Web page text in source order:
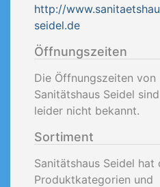
http://
seidel.de
Öffnungszeiten
Die Öffnungszeiten von
Sanitätshaus Seidel sind
leider nicht bekannt.
Sortiment
Sanitätshaus Seidel hat
Produktkategorien und